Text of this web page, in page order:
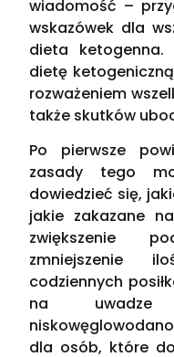
wiadomość –
wskazówek dla
dieta ketogenna.
dietę
rozważeniem
także skutków
Po pierwsze
zasady tego
dowiedzieć się,
jakie zakazane
zwiększenie
zmniejszenie
codziennych
na
dla osób, które